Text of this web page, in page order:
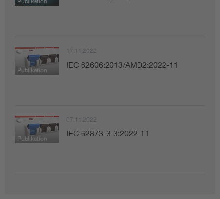
Publikation
17.11.2022
IEC 62606:2013/AMD2:2022-11
Publikation
07.11.2022
IEC 62873-3-3:2022-11